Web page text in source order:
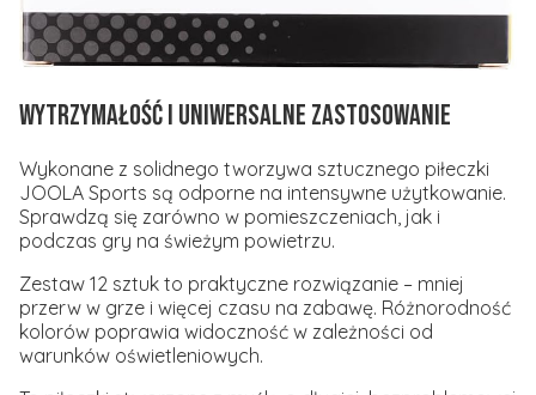
Wytrzymałość i uniwersalne zastosowanie
Wykonane z solidnego tworzywa sztucznego piłeczki
JOOLA Sports są odporne na intensywne użytkowanie.
Sprawdzą się zarówno w pomieszczeniach, jak i
podczas gry na świeżym powietrzu.
Zestaw 12 sztuk to praktyczne rozwiązanie – mniej
przerw w grze i więcej czasu na zabawę. Różnorodność
kolorów poprawia widoczność w zależności od
warunków oświetleniowych.